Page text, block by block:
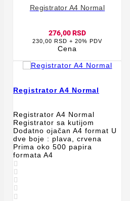
Registrator A4 Normal
276,00 RSD
230,00 RSD + 20% PDV
Cena
Registrator A4 Normal
Registrator A4 Normal
Registrator sa kutijom
Dodatno ojačan A4 format U
dve boje : plava, crvena
Prima oko 500 papira
formata A4




